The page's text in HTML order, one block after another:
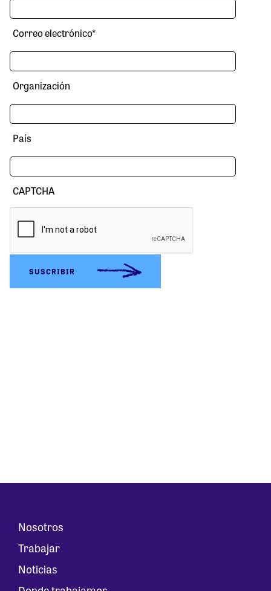
Correo electrónico*
Organización
País
CAPTCHA
Nosotros
Trabajar
Noticias